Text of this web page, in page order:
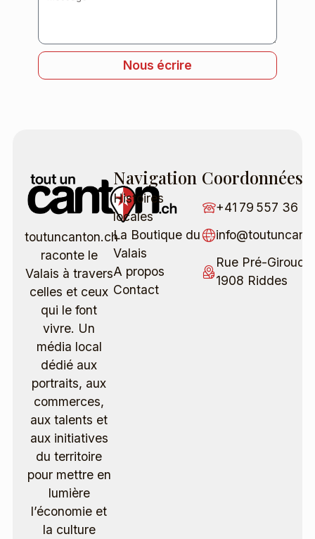
Nous écrire
toutuncanton.ch
raconte le
Valais à travers
celles et ceux
qui le font
vivre. Un
média local
dédié aux
portraits, aux
commerces,
aux talents et
aux initiatives
du territoire
pour mettre en
lumière
l’économie et
la culture
Navigation
Histoires
locales
La Boutique du
Valais
A propos
Contact
Coordonnées
+41 79 557 36
Rue Pré-Giroud
1908 Riddes